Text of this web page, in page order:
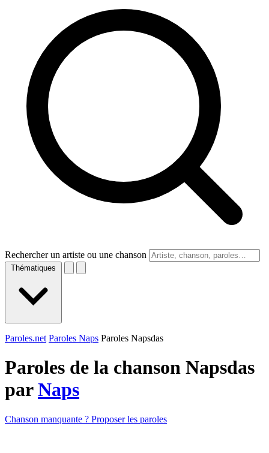
Rechercher un artiste ou une chanson
Thématiques
Paroles.net Paroles Naps Paroles Napsdas
Paroles de la chanson Napsdas
parNaps
Chanson manquante ? Proposer les paroles